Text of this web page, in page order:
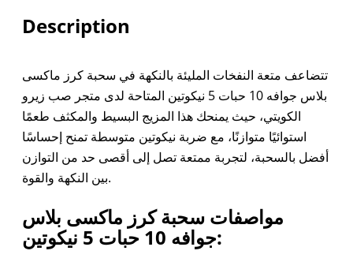
Description
تتضاعف متعة النفخات المليئة بالنكهة في سحبة كرز ماكسى
بلاس جوافه 10 حبات 5 نيكوتين المتاحة لدى متجر صب زيرو
الكويتي، حيث يمنحك هذا المزيج البسيط والمكثف طعمًا
استوائيًا متوازنًا، مع ضربة نيكوتين متوسطة تمنح إحساسًا
أفضل بالسحبة، لتجربة ممتعة تصل إلى أقصى حد من التوازن
بين النكهة والقوة.
مواصفات سحبة كرز ماكسى بلاس
جوافه 10 حبات 5 نيكوتين: